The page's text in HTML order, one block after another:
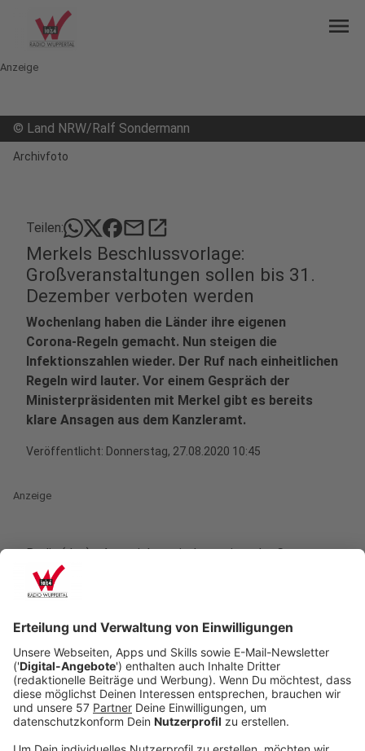
menu
Anzeige
© Land NRW/Ralf Sondermann
Archivfoto
Teilen: mailopen_in_new
Merkels Beschlussvorlage:
Großveranstaltungen sollen bis 31.
Dezember verboten werden
Wochenlang haben die Länder ihre eigenen
Corona-Regeln gemacht. Nun steigen die
Infektionszahlen wieder. Der Ruf nach einheitlichen
Regeln wird lauter. Vor einem Gespräch der
Ministerpräsidenten mit Merkel gibt es bereits
klare Ansagen aus dem Kanzleramt.
Veröffentlicht: Donnerstag, 27.08.2020 10:45
Anzeige
Berlin (dpa) - Angesichts wieder steigender Corona-
Infektionszahlen lehnt die Bundesregierung weitere
Lockerungen der Beschränkungen ab und will die
Anzeige
So will Kanzlerin Angela Merkel (CDU) durchsetzen,
dass bei Verstößen gegen die Maskenpflicht ein
Bußgeld von mindestens 50 Euro erhoben wird. Das